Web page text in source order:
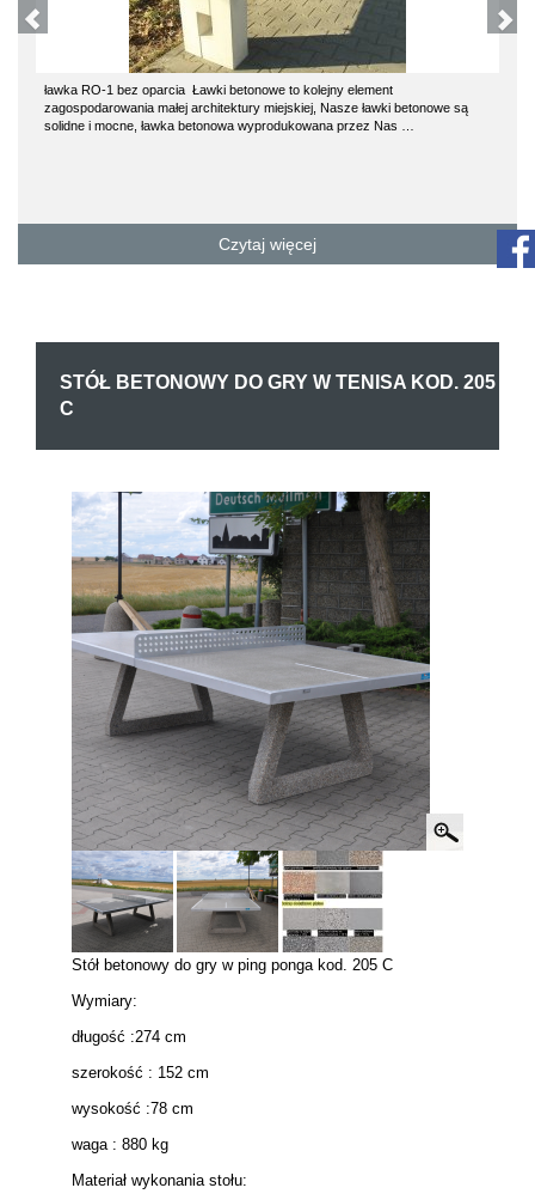
ławka RO-1 bez oparcia Ławki betonowe to kolejny element
zagospodarowania małej architektury miejskiej, Nasze ławki betonowe są
solidne i mocne, ławka betonowa wyprodukowana przez Nas …
Czytaj więcej
STÓŁ BETONOWY DO GRY W TENISA KOD. 205
C
Stół betonowy do gry w ping ponga kod. 205 C
Wymiary:
długość :274 cm
szerokość : 152 cm
wysokość :78 cm
waga : 880 kg
Materiał wykonania stołu: